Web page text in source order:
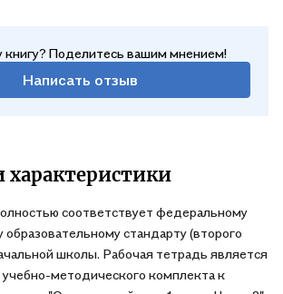
книгу? Поделитесь вашим мнением!
Написать отзыв
характеристики
соответствует федеральному
образовательному стандарту (второго
школы. Рабочая тетрадь является
учебно-методического комплекта к